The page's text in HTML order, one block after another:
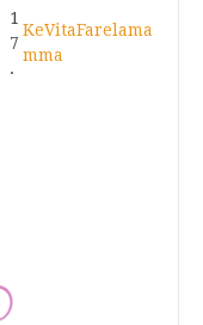
1
7
.
KeVitaFarelama
mma